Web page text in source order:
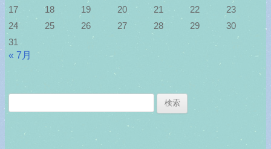
17
18 19 20 21 22
23
24
25 26 27 28 29
30
31
« 7月